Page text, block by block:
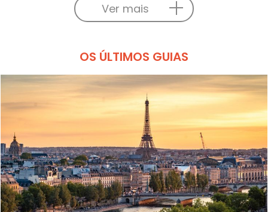
Ver mais
OS ÚLTIMOS GUIAS